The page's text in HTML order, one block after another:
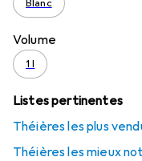
Blanc
Volume
1 l
Listes pertinentes
Théières les plus
Théières les mieux